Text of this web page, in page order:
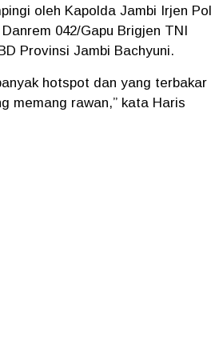
oleh Kapolda Jambi Irjen Pol
042/Gapu Brigjen TNI
Provinsi Jambi Bachyuni.
hotspot dan yang terbakar
memang rawan,” kata Haris